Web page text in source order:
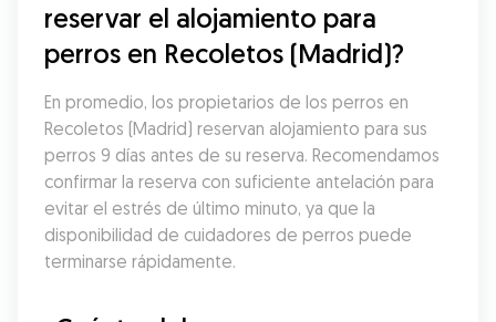
reservar el alojamiento para
perros en Recoletos (Madrid)?
En promedio, los propietarios de los perros en
Recoletos (Madrid) reservan alojamiento para sus
perros 9 días antes de su reserva. Recomendamos
confirmar la reserva con suficiente antelación para
evitar el estrés de último minuto, ya que la
disponibilidad de cuidadores de perros puede
terminarse rápidamente.